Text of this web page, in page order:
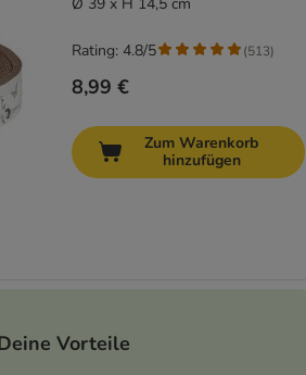
8,99 €
Rating: 4.8/5 (513)
Zum Warenkorb
hinzufügen
Vorteile